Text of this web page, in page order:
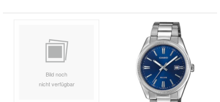
Bild noch
nicht verfügbar